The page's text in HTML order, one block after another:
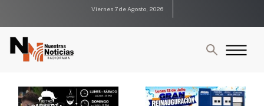
Viernes 7 de Agosto, 2026